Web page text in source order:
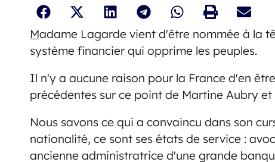
Madame Lagarde vient d'être nommée à la
système financier qui opprime les peuples.
Il n'y a aucune raison pour la France d'en
précédentes sur ce point de Martine Aubry
Nous savons ce qui a convaincu dans son
nationalité, ce sont ses états de service :
ancienne administratrice d'une grande